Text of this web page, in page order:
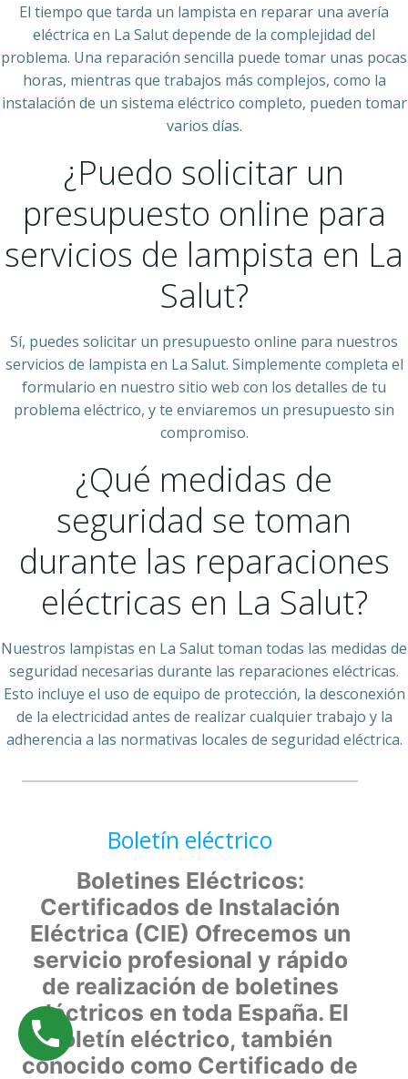
El tiempo que tarda un lampista en reparar una avería
eléctrica en La Salut depende de la complejidad del
problema. Una reparación sencilla puede tomar unas pocas
horas, mientras que trabajos más complejos, como la
instalación de un sistema eléctrico completo, pueden tomar
varios días.
¿Puedo solicitar un
presupuesto online para
servicios de lampista en La
Salut?
Sí, puedes solicitar un presupuesto online para nuestros
servicios de lampista en La Salut. Simplemente completa el
formulario en nuestro sitio web con los detalles de tu
problema eléctrico, y te enviaremos un presupuesto sin
compromiso.
¿Qué medidas de
seguridad se toman
durante las reparaciones
eléctricas en La Salut?
Nuestros lampistas en La Salut toman todas las medidas de
seguridad necesarias durante las reparaciones eléctricas.
Esto incluye el uso de equipo de protección, la desconexión
de la electricidad antes de realizar cualquier trabajo y la
adherencia a las normativas locales de seguridad eléctrica.
Boletín eléctrico
Boletines Eléctricos:
Certificados de Instalación
Eléctrica (CIE) Ofrecemos un
servicio profesional y rápido
de realización de boletines
eléctricos en toda España. El
boletín eléctrico, también
conocido como Certificado de